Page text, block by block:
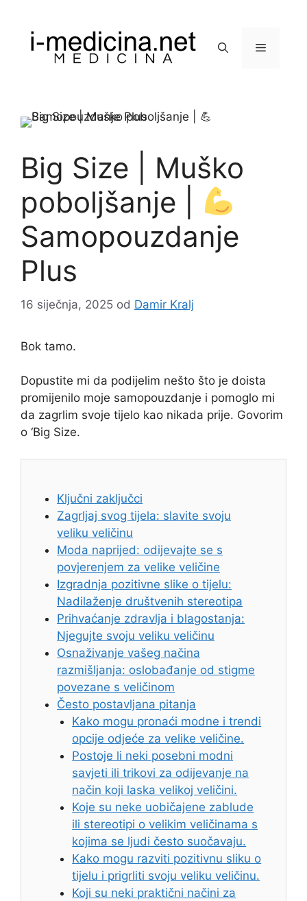
sadržaj
Izbornik
Big Size | Muško
poboljšanje |
Samopouzdanje
Plus
16 siječnja, 2025 od Damir Kralj
Bok tamo.
Dopustite mi da podijelim nešto što je doista
promijenilo moje samopouzdanje i pomoglo mi
da zagrlim svoje tijelo kao nikada prije. Govorim
o ‘Big Size.
Ključni zaključci
Zagrljaj svog tijela: slavite svoju
veliku veličinu
Moda naprijed: odijevajte se s
povjerenjem za velike veličine
Izgradnja pozitivne slike o tijelu:
Nadilaženje društvenih stereotipa
Prihvaćanje zdravlja i blagostanja:
Njegujte svoju veliku veličinu
Osnaživanje vašeg načina
razmišljanja: oslobađanje od stigme
povezane s veličinom
Često postavljana pitanja
Kako mogu pronaći modne i trendi
opcije odjeće za velike veličine.
Postoje li neki posebni modni
savjeti ili trikovi za odijevanje na
način koji laska velikoj veličini.
Koje su neke uobičajene zablude
ili stereotipi o velikim veličinama s
kojima se ljudi često suočavaju.
Kako mogu razviti pozitivnu sliku o
tijelu i prigrliti svoju veliku veličinu.
Koji su neki praktični načini za